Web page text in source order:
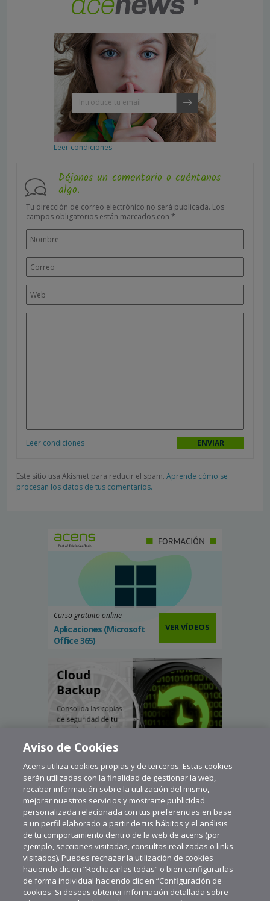
Leer condiciones
Déjanos un comentario o cuéntanos
algo.
Tu dirección de correo electrónico no será publicada. Los
campos obligatorios están marcados con *
Leer condiciones
Este sitio usa Akismet para reducir el spam. Aprende cómo se
procesan los datos de tus comentarios.
Curso gratuito online
Aplicaciones (Microsoft
Office 365)
VER VÍDEOS
Aviso de Cookies
Acens utiliza cookies propias y de terceros. Estas cookies
serán utilizadas con la finalidad de gestionar la web,
recabar información sobre la utilización del mismo,
mejorar nuestros servicios y mostrarte publicidad
personalizada relacionada con tus preferencias en base
a un perfil elaborado a partir de tus hábitos y el análisis
de tu comportamiento dentro de la web de acens (por
ejemplo, secciones visitadas, consultas realizadas o links
visitados). Puedes rechazar la utilización de cookies
haciendo clic en “Rechazarlas todas” o bien configurarlas
de forma individual haciendo clic en “Configuración de
cookies. Si deseas obtener información detallada sobre